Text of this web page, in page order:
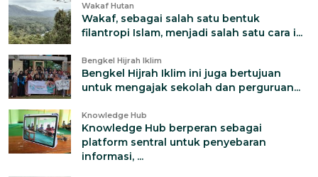
Wakaf Hutan
Wakaf, sebagai salah satu bentuk
filantropi Islam, menjadi salah satu cara i...
Bengkel Hijrah Iklim
Bengkel Hijrah Iklim ini juga bertujuan
untuk mengajak sekolah dan perguruan...
Knowledge Hub
Knowledge Hub berperan sebagai
platform sentral untuk penyebaran
informasi, ...